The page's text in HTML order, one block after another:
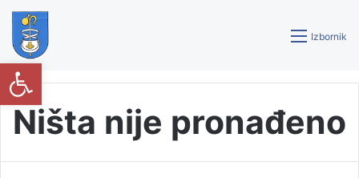
Izbornik
Ništa nije pronađeno
Open toolbar